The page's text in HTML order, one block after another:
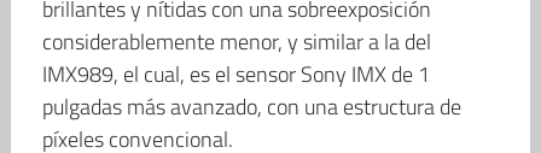
brillantes y nítidas con una sobreexposición
considerablemente menor, y similar a la del
IMX989, el cual, es el sensor Sony IMX de 1
pulgadas más avanzado, con una estructura de
píxeles convencional.